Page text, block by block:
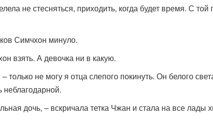
не стесняться, приходить, когда будет время. С той
Симчхон минуло.
взять. А девочка ни в какую.
не могу я отца слепого покинуть. Он белого
неблагодарной.
дочь, – вскричала тетка Чжан и стала на все лады